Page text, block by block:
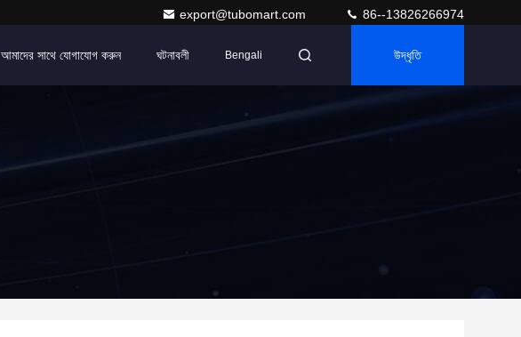
export@tubomart.com 86--13826266974
আমাদের সাথে যোগাযোগ করুন ঘটনাবলী Bengali উদ্ধৃতি